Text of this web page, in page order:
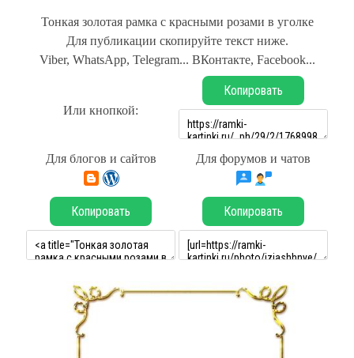
Тонкая золотая рамка с красными розами в уголке
Для публикации скопируйте текст ниже.
Viber, WhatsApp, Telegram... ВКонтакте, Facebook...
Или кнопкой:
Копировать
Для блогов и сайтов Для форумов и чатов
Копировать Копировать